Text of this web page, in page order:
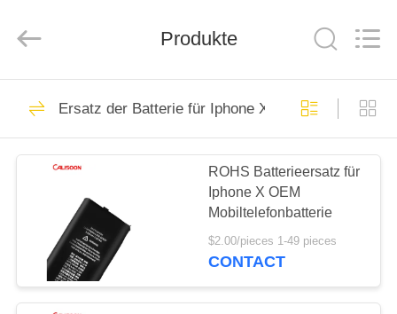
STARTSEITE
PRODUKTE
VIDEOS
ÜBER
UNS
Electronics
Li-Ionen-Batterie für
Mobiltelefone
10
Produkte
Ersatz der Batterie für Iphone X
ROHS Batterieersatz für
Iphone X OEM
Mobiltelefonbatterie
$2.00/pieces 1-49 pieces
CONTACT